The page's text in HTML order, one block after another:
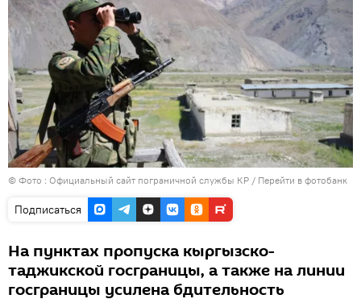
© Фото : Официальный сайт пограничной службы КР / Перейти в фотобанк
Подписаться
На пунктах пропуска кыргызско-
таджикской госграницы, а также на линии
госграницы усилена бдительность